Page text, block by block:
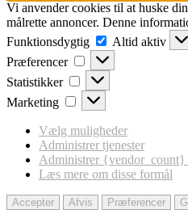
Vi anvender cookies til at huske
målrette annoncer. Denne
Funktionsdygtig
Funktionsdygtig
Altid aktiv
Præferencer
Præferencer
Statistikker
Statistikker
Marketing
Marketing
Vælg muligheder
Administrer tjenester
Administrer {vendor_count}
Læs mere om disse formål
Accepter Afvis Præferencer